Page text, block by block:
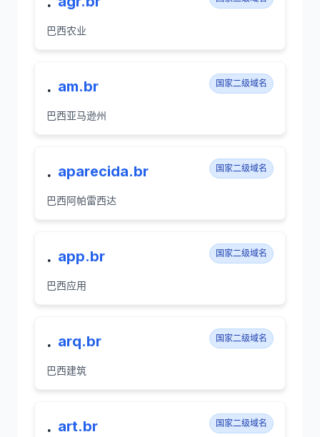
巴西农业
. am.br 国家二级域名
巴西亚马逊州
. aparecida.br 国家二级域名
巴西阿帕雷西达
. app.br 国家二级域名
巴西应用
. arq.br 国家二级域名
巴西建筑
. art.br 国家二级域名